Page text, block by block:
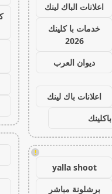
اعلانات الباك لينك
خدمات با كلينك
2026
ديوان العرب
اعلانات باك لينك
!
yalla shoot
برشلونة مباشر